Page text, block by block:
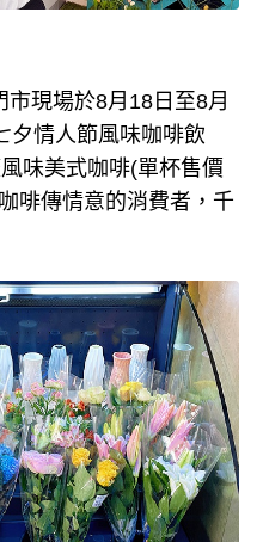
現場於8月18日至8月
夕情人節風味咖啡飲
味美式咖啡(單杯售價
啡傳情意的消費者，千